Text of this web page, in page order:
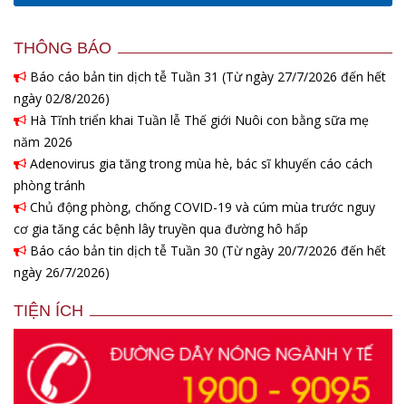
THÔNG BÁO
Báo cáo bản tin dịch tễ Tuần 31 (Từ ngày 27/7/2026 đến hết
ngày 02/8/2026)
Hà Tĩnh triển khai Tuần lễ Thế giới Nuôi con bằng sữa mẹ
năm 2026
Adenovirus gia tăng trong mùa hè, bác sĩ khuyến cáo cách
phòng tránh
Chủ động phòng, chống COVID-19 và cúm mùa trước nguy
cơ gia tăng các bệnh lây truyền qua đường hô hấp
Báo cáo bản tin dịch tễ Tuần 30 (Từ ngày 20/7/2026 đến hết
ngày 26/7/2026)
TIỆN ÍCH